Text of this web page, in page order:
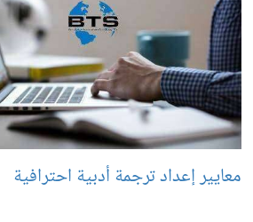
معايير إعداد ترجمة أدبية احترافية